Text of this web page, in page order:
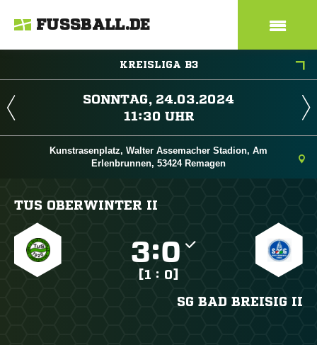
FUSSBALL.DE
KREISLIGA B3
 
 
Kunstrasenplatz, Walter Assemacher Stadion, Am
Erlenbrunnen, 53424 Remagen
TUS OBERWINTER II
:
[1 : 0]
SG BAD BREISIG II